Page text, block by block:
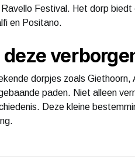
Festival. Het dorp
en Positano.
deze
dorpjes zoals
paden. Niet alleen
Deze kleine